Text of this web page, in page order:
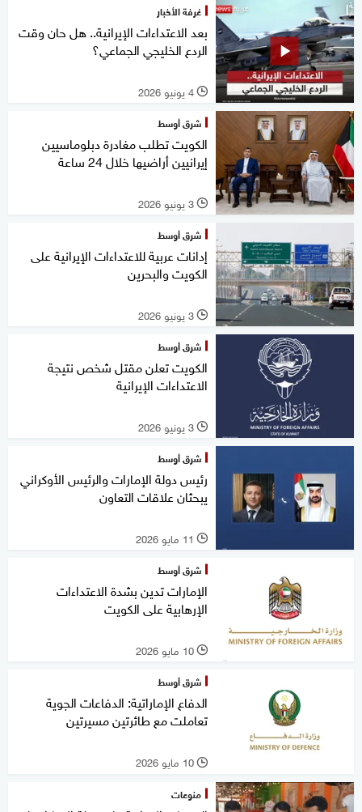
غرفة الأخبار
بعد الاعتداءات الإيرانية.. هل حان وقت
الردع الخليجي الجماعي؟
l 4 يونيو 2026
شرق أوسط
الكويت تطلب مغادرة دبلوماسيين
إيرانيين أراضيها خلال 24 ساعة
l 3 يونيو 2026
شرق أوسط
إدانات عربية للاعتداءات الإيرانية على
الكويت والبحرين
l 3 يونيو 2026
شرق أوسط
الكويت تعلن مقتل شخص نتيجة
الاعتداءات الإيرانية
l 3 يونيو 2026
شرق أوسط
رئيس دولة الإمارات والرئيس الأوكراني
يبحثان علاقات التعاون
l 11 مايو 2026
شرق أوسط
الإمارات تدين بشدة الاعتداءات
الإرهابية على الكويت
l 10 مايو 2026
شرق أوسط
الدفاع الإماراتية: الدفاعات الجوية
تعاملت مع طائرتين مسيرتين
l 10 مايو 2026
منوعات